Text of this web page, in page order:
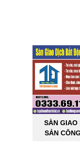
SÀN GIAO
SẢN